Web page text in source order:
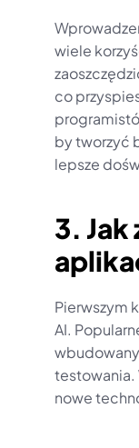
wiele
co
by tworzyć
lepsze
3.
Pierwszym
AI.
testowania.
nowe